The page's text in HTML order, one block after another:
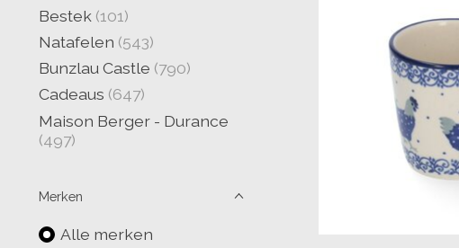
Bestek (101)
Natafelen (543)
Bunzlau Castle (790)
Cadeaus (647)
Maison Berger - Durance
(497)
Merken
Alle merken